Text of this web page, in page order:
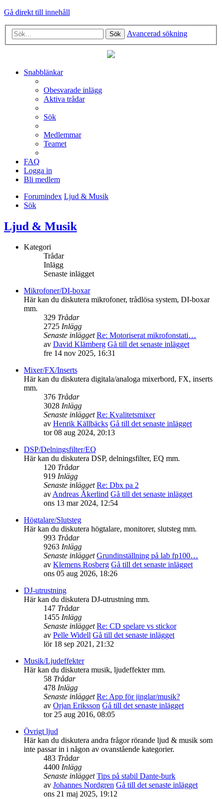
Gå direkt till innehåll
Sök Avancerad sökning
Snabblänkar
Obesvarade inlägg
Aktiva trådar
Sök
Medlemmar
Teamet
FAQ
Logga in
Bli medlem
Forumindex Ljud & Musik
Sök
Ljud & Musik
Kategori
Trådar
Inlägg
Senaste inlägget
Mikrofoner/DI-boxar
Här kan du diskutera mikrofoner, trådlösa system, DI-boxar
mm.
329 Trådar
2725 Inlägg
Senaste inlägget Re: Motoriserat mikrofonstati…
av David Klämberg Gå till det senaste inlägget
fre 14 nov 2025, 16:31
Mixer/FX/Inserts
Här kan du diskutera digitala/analoga mixerbord, FX, inserts
mm.
376 Trådar
3028 Inlägg
Senaste inlägget Re: Kvalitetsmixer
av Henrik Källbäcks Gå till det senaste inlägget
tor 08 aug 2024, 20:13
DSP/Delningsfilter/EQ
Här kan du diskutera DSP, delningsfilter, EQ mm.
120 Trådar
919 Inlägg
Senaste inlägget Re: Dbx pa 2
avAndreas Åkerlind Gå till det senaste inlägget
ons 13 mar 2024, 12:54
Högtalare/Slutsteg
Här kan du diskutera högtalare, monitorer, slutsteg mm.
993 Trådar
9263 Inlägg
Senaste inlägget Grundinställning på lab fp100…
av Klemens Rosberg Gå till det senaste inlägget
ons 05 aug 2026, 18:26
DJ-utrustning
Här kan du diskutera DJ-utrustning mm.
147 Trådar
1455 Inlägg
Senaste inlägget Re: CD spelare vs stickor
av Pelle Widell Gå till det senaste inlägget
lör 18 sep 2021, 21:32
Musik/Ljudeffekter
Här kan du diskutera musik, ljudeffekter mm.
58 Trådar
478 Inlägg
Senaste inlägget Re: App för jinglar/musik?
av Orjan Eriksson Gå till det senaste inlägget
tor 25 aug 2016, 08:05
Övrigt ljud
Här kan du diskutera andra frågor rörande ljud & musik som
inte passar in i någon av ovanstående kategorier.
483 Trådar
4400 Inlägg
Senaste inlägget Tips på stabil Dante-burk
av Johannes Nordgren Gå till det senaste inlägget
ons 21 maj 2025, 19:12